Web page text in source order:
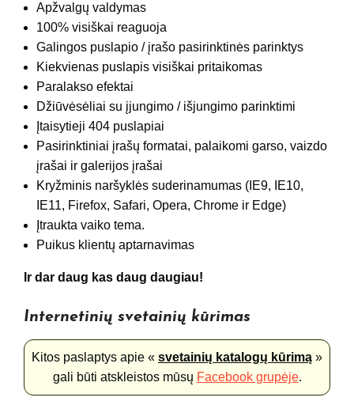
Apžvalgų valdymas
100% visiškai reaguoja
Galingos puslapio / įrašo pasirinktinės parinktys
Kiekvienas puslapis visiškai pritaikomas
Paralakso efektai
Džiūvėsėliai su įjungimo / išjungimo parinktimi
Įtaisytieji 404 puslapiai
Pasirinktiniai įrašų formatai, palaikomi garso, vaizdo
įrašai ir galerijos įrašai
Kryžminis naršyklės suderinamumas (IE9, IE10,
IE11, Firefox, Safari, Opera, Chrome ir Edge)
Įtraukta vaiko tema.
Puikus klientų aptarnavimas
Ir dar daug kas daug daugiau!
Internetinių svetainių kūrimas
Kitos paslaptys apie « svetainių katalogų kūrimą »
gali būti atskleistos mūsų Facebook grupėje.